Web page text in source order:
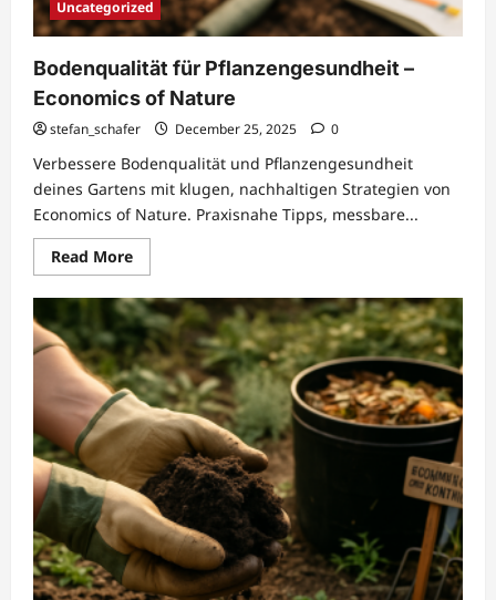
diese
Länge
deine
Zwecke?
Uncategorized
Bodenqualität für Pflanzengesundheit –
Economics of Nature
stefan_schafer December 25, 2025 0
Verbessere Bodenqualität und Pflanzengesundheit
deines Gartens mit klugen, nachhaltigen Strategien von
Economics of Nature. Praxisnahe Tipps, messbare...
Read MoreRead
more
Bodenqualität
für
Pflanzengesundheit
Economics
of
Nature